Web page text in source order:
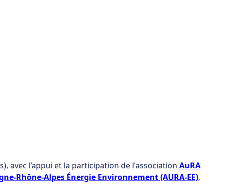
avec l’appui et la participation de l'associationAuRA
Rhône-Alpes Énergie Environnement (AURA-EE),